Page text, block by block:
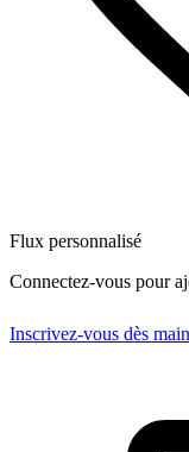
Flux personnalisé
Connectez-vous pour
Inscrivez-vous dès